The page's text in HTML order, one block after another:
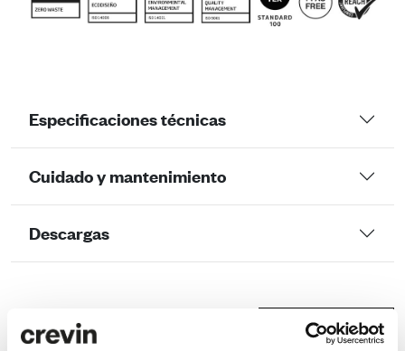
Especificaciones técnicas
Cuidado y mantenimiento
Descargas
Comparador ACV ANÁLISIS ACV